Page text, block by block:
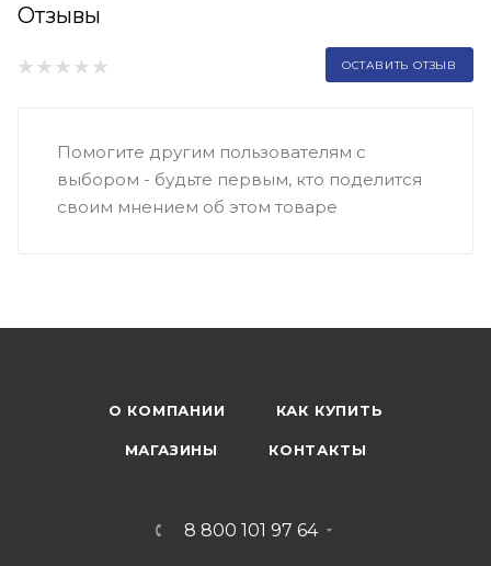
Отзывы
ОСТАВИТЬ ОТЗЫВ
Помогите другим пользователям с
выбором - будьте первым, кто поделится
своим мнением об этом товаре
О КОМПАНИИ КАК КУПИТЬ
МАГАЗИНЫ КОНТАКТЫ
8 800 101 97 64